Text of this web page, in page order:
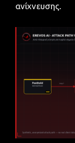
ανίχνευσης.